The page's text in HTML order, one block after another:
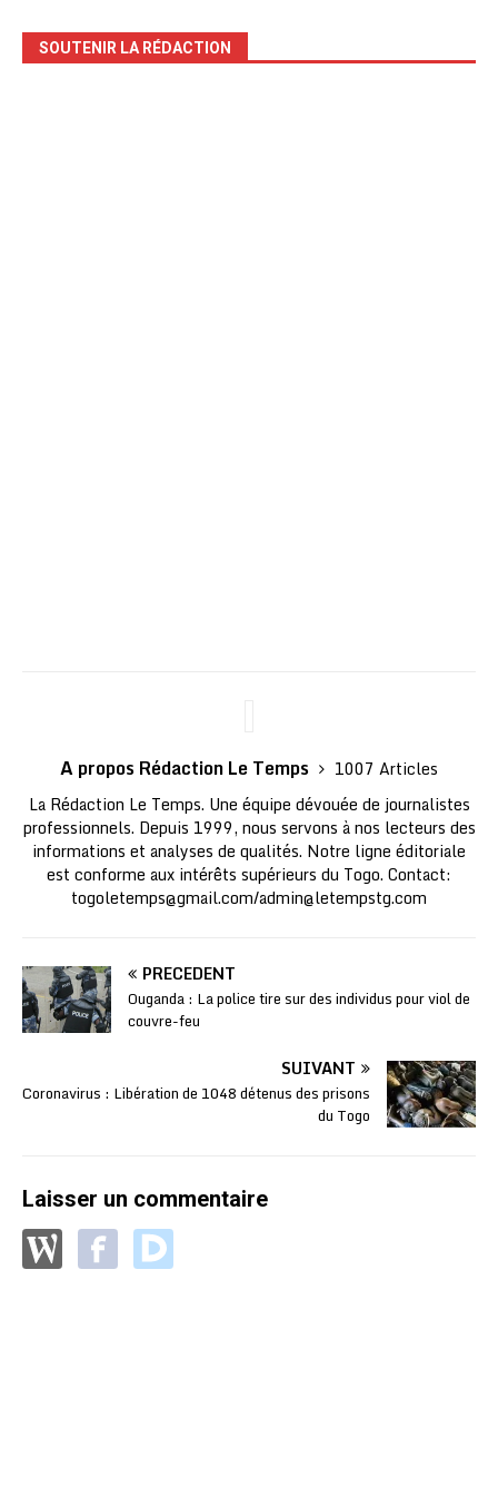
SOUTENIR LA RÉDACTION
A propos Rédaction Le Temps
1007 Articles
La Rédaction Le Temps. Une équipe dévouée de journalistes
professionnels. Depuis 1999, nous servons à nos lecteurs des
informations et analyses de qualités. Notre ligne éditoriale
est conforme aux intérêts supérieurs du Togo. Contact:
togoletemps@gmail.com/admin@letempstg.com
PRÉCÉDENT
Ouganda : La police tire sur des individus pour viol de
couvre-feu
SUIVANT
Coronavirus : Libération de 1048 détenus des prisons
du Togo
Laisser un commentaire